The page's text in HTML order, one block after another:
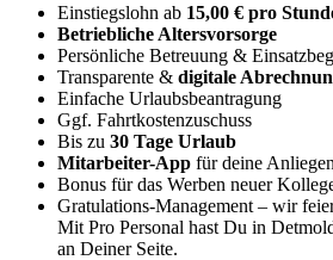
Einstiegslohn ab 15,00 € pro
Betriebliche Altersvorsorge
Persönliche Betreuung &
Transparente & digitale
Einfache Urlaubsbeantragung
Ggf. Fahrtkostenzuschuss
Bis zu 30 Tage Urlaub
Mitarbeiter-App für deine Anliegen
Bonus für das Werben neuer
Gratulations-Management – wir
Mit Pro Personal hast Du in
an Deiner Seite.